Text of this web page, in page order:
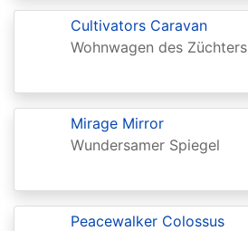
in
Realms:
Aetherdrift
Cultivators Caravan
Wohnwagen des Züchters
Mirage Mirror
Wundersamer Spiegel
Peacewalker Colossus